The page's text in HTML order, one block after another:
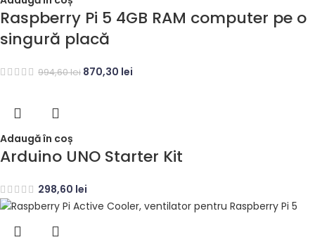
Raspberry Pi 5 4GB RAM computer pe o
singură placă
994,60lei 870,30 lei
Adaugă în coș
Arduino UNO Starter Kit
298,60 lei